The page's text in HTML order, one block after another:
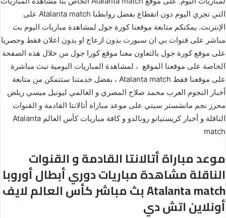
التي تجري اليوم دون انقطاع بفضل روابطنا Atalanta match على
الإنترنت. يمكنكم متابعة موقعنا كورة جول لمشاهدة مباريات اليوم بث
مباشر على قنوات بي ان سبورت بدون ازعاج او بدون اعلان فقط وحصريا
على موقع كورة جول بالتعاون معنا موقع كورا جول من خلال هذه الصفحة
الخاصة على موقعنا الموقع ، لمشاهدة المباريات اليومية تبث مباشرة
على موقعنا فقط Atalanta match ، بفضل خدمتنا ستتمكن من متابعة
أخبار النجوم العرب محمد صلاح المصري و العالمي ليونيل ميسي ريلض
محرز نجم مانشستر سيتي على موعد مباراة أتالانتا القادمة و القنوات
الناقلة و أخبار كريستيانو رونالدو و كافة مباريات كأس العالم Atalanta
match
موعد مباراة أتالانتا القادمة و القنوات
الناقلة مشاهدة مباريات دوري أبطال أوروبا
Atalanta match بث مباشر كأس العالم لايف
أونلاين اتش دي